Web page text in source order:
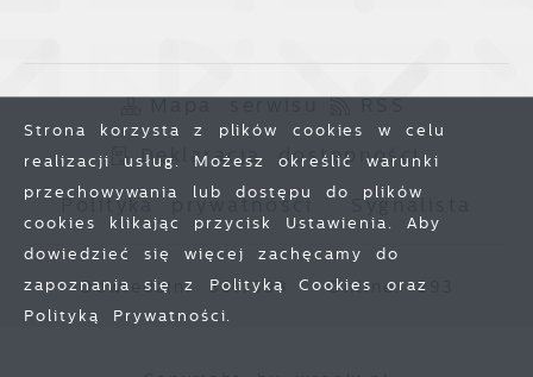
Mapa serwisu RSS
Deklaracja dostępności
Polityka prywatności Sygnalista
Odwiedzin: 3817393 Online: 293
Strona korzysta z plików cookies w celu
realizacji usług. Możesz określić warunki
przechowywania lub dostępu do plików
cookies klikając przycisk Ustawienia. Aby
dowiedzieć się więcej zachęcamy do
zapoznania się z Polityką Cookies oraz
Polityką Prywatności.